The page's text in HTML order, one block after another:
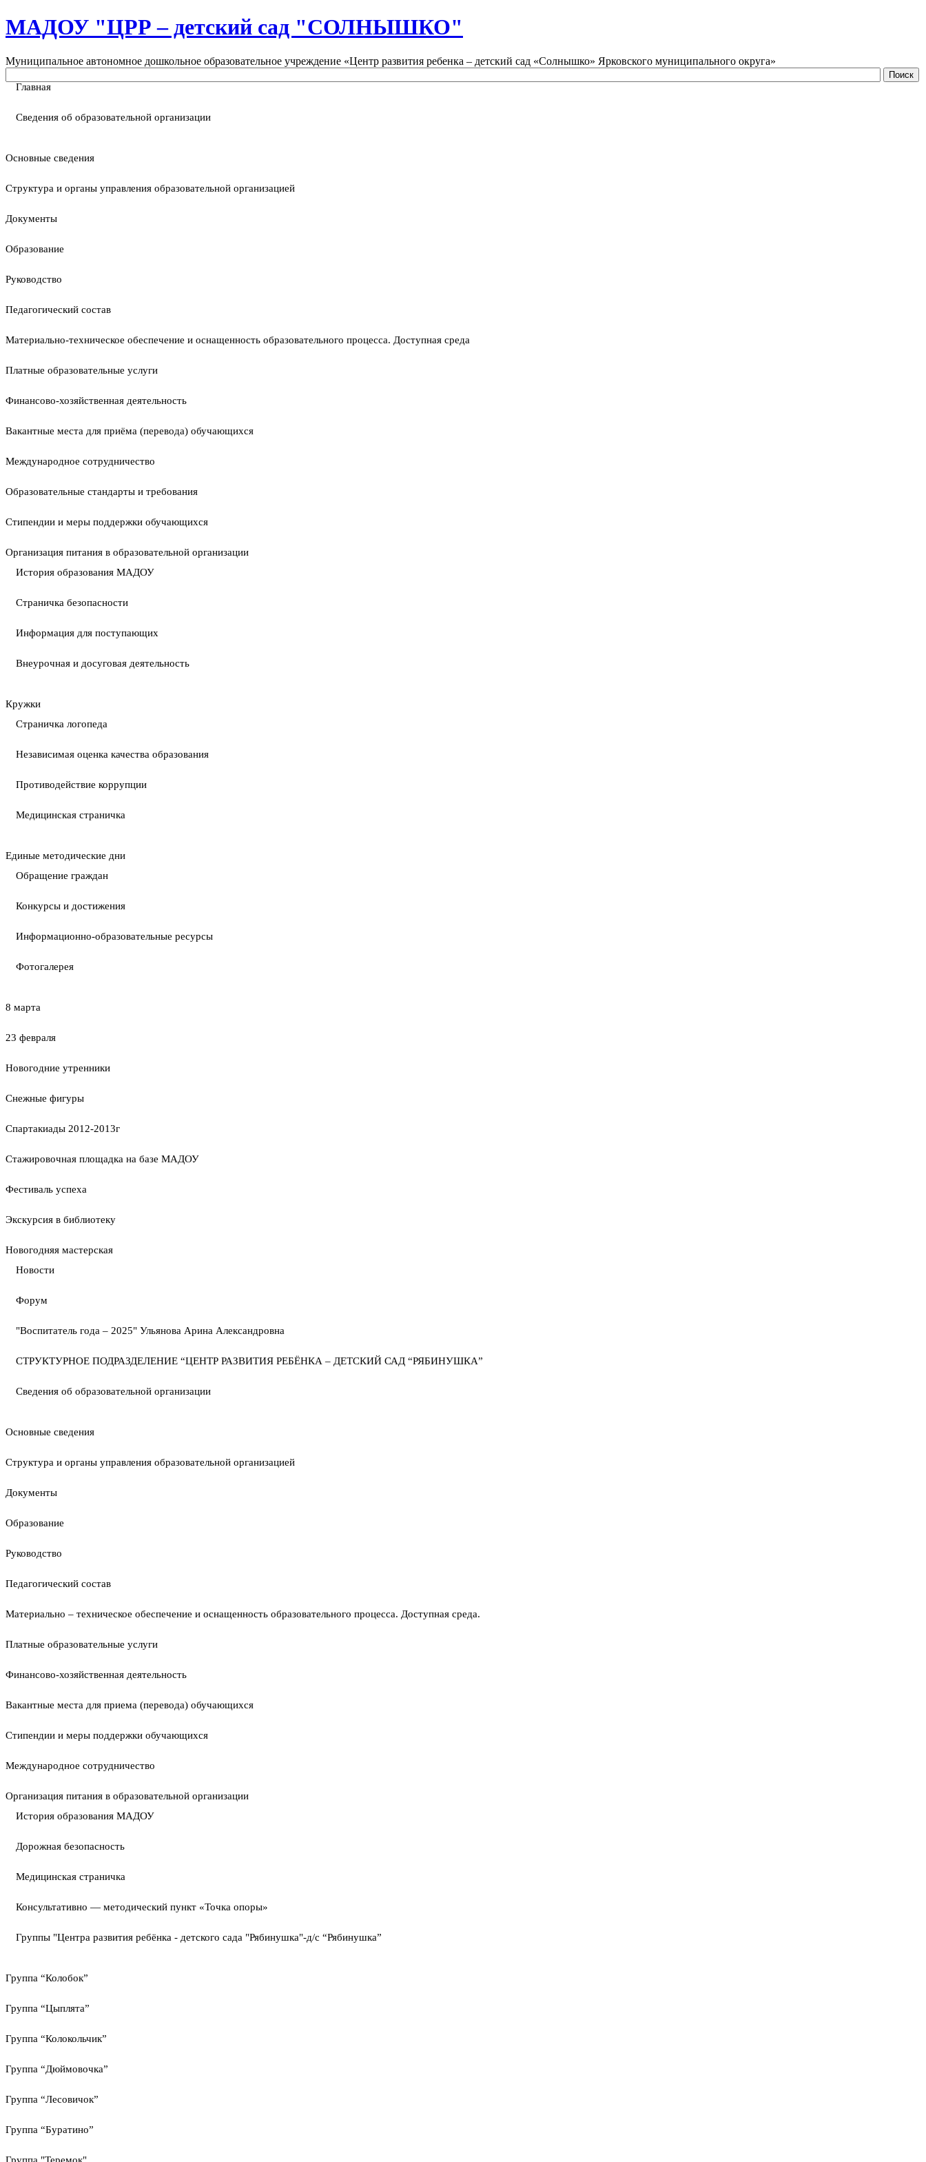
МАДОУ "ЦРР – детский сад "СОЛНЫШКО"
Муниципальное автономное дошкольное образовательное учреждение «Центр развития ребенка – детский сад «Солнышко» Ярковского муниципального округа»
Главная
Сведения об образовательной организации
Основные сведения
Структура и органы управления образовательной организацией
Документы
Образование
Руководство
Педагогический состав
Материально-техническое обеспечение и оснащенность образовательного процесса. Доступная среда
Платные образовательные услуги
Финансово-хозяйственная деятельность
Вакантные места для приёма (перевода) обучающихся
Международное сотрудничество
Образовательные стандарты и требования
Стипендии и меры поддержки обучающихся
Организация питания в образовательной организации
История образования МАДОУ
Страничка безопасности
Информация для поступающих
Внеурочная и досуговая деятельность
Кружки
Страничка логопеда
Независимая оценка качества образования
Противодействие коррупции
Медицинская страничка
Единые методические дни
Обращение граждан
Конкурсы и достижения
Информационно-образовательные ресурсы
Фотогалерея
8 марта
23 февраля
Новогодние утренники
Cнежные фигуры
Спартакиады 2012-2013г
Стажировочная площадка на базе МАДОУ
Фестиваль успеха
Экскурсия в библиотеку
Новогодняя мастерская
Новости
Форум
"Воспитатель года – 2025" Ульянова Арина Александровна
СТРУКТУРНОЕ ПОДРАЗДЕЛЕНИЕ “ЦЕНТР РАЗВИТИЯ РЕБЁНКА – ДЕТСКИЙ САД “РЯБИНУШКА”
Сведения об образовательной организации
Основные сведения
Структура и органы управления образовательной организацией
Документы
Образование
Руководство
Педагогический состав
Материально – техническое обеспечение и оснащенность образовательного процесса. Доступная среда.
Платные образовательные услуги
Финансово-хозяйственная деятельность
Вакантные места для приема (перевода) обучающихся
Стипендии и меры поддержки обучающихся
Международное сотрудничество
Организация питания в образовательной организации
История образования МАДОУ
Дорожная безопасность
Медицинская страничка
Консультативно — методический пункт «Точка опоры»
Группы "Центра развития ребёнка - детского сада "Рябинушка"-д/с “Рябинушка”
Группа “Колобок”
Группа “Цыплята”
Группа “Колокольчик”
Группа “Дюймовочка”
Группа “Лесовичок”
Группа “Буратино”